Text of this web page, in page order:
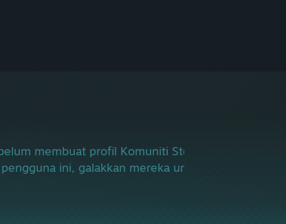
membuat profil Komuniti Steam mereka.
ini, galakkan mereka untuk membuat